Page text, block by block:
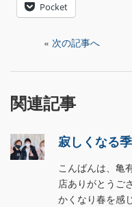
Pocket
« 次の記事へ
関連記事
寂しくなる
こんばんは、亀
店ありがとうご
かくなり春を感